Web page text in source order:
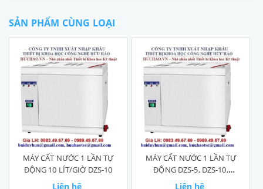
SẢN PHẨM CÙNG LOẠI
MÁY CẤT NƯỚC 1 LẦN TỰ
ĐỘNG 10 LÍT/GIỜ DZS-10
Liên hệ
MÁY CẤT NƯỚC 1 LẦN TỰ
ĐỘNG DZS-5, DZS-10,
DZS-10
Liên hệ